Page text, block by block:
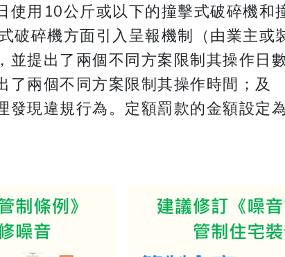
使用10公斤或以下的撞擊式破碎機和
破碎機方面引入呈報機制（由業主或
並提出了兩個不同方案限制其操作日
了兩個不同方案限制其操作時間；及
現違規行為。定額罰款的金額設定為